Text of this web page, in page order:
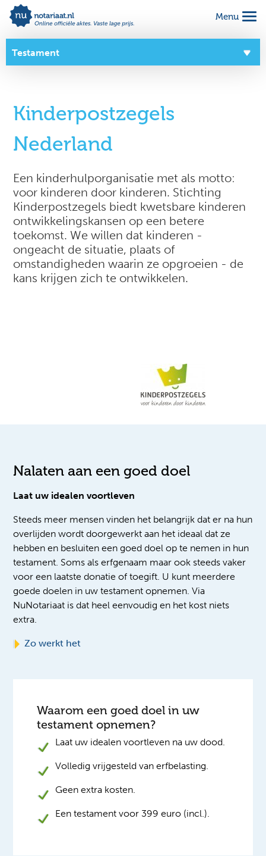
Menu
Alles geregeld voor 1 vaste prijs
Complete notariële akte
Testament
Over dit product
Zo werkt het
Kinderpostzegels
Nederland
Een kinderhulporganisatie met als motto:
voor kinderen door kinderen. Stichting
Kinderpostzegels biedt kwetsbare kinderen
ontwikkelingskansen op een betere
toekomst. We willen dat kinderen -
ongeacht de situatie, plaats of
omstandigheden waarin ze opgroeien - de
kans krijgen zich te ontwikkelen.
Nalaten aan een goed doel
Laat uw idealen voortleven
Steeds meer mensen vinden het belangrijk dat er na hun
overlijden wordt doorgewerkt aan het ideaal dat ze
hebben en besluiten een goed doel op te nemen in hun
testament. Soms als erfgenaam maar ook steeds vaker
voor een laatste donatie of toegift. U kunt meerdere
goede doelen in uw testament opnemen. Via
NuNotariaat is dat heel eenvoudig en het kost niets
extra.
Zo werkt het
Waarom een goed doel in uw
testament opnemen?
Laat uw idealen voortleven na uw dood.
Volledig vrijgesteld van erfbelasting.
Geen extra kosten.
Een testament voor 399 euro (incl.).